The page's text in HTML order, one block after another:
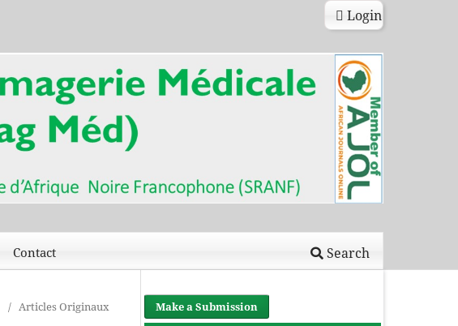
Contact Search
Login
/ Articles Originaux
Make a Submission